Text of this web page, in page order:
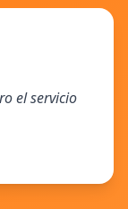
el servicio